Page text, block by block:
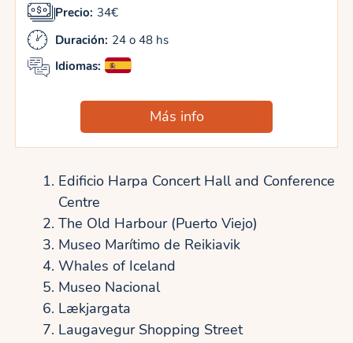
Precio: 34€
Duración: 24 o 48 hs
Idiomas:
Más info
Edificio Harpa Concert Hall and Conference
Centre
The Old Harbour (Puerto Viejo)
Museo Marítimo de Reikiavik
Whales of Iceland
Museo Nacional
Lækjargata
Laugavegur Shopping Street